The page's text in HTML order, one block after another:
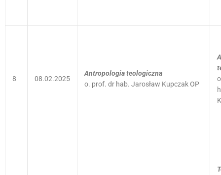
8 08.02.2025
Antropologia teologiczna
o. prof. dr hab. Jarosław Kupczak OP